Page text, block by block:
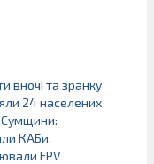
вночі та зранку
24 населених
Сумщини:
КАБи,
FPV